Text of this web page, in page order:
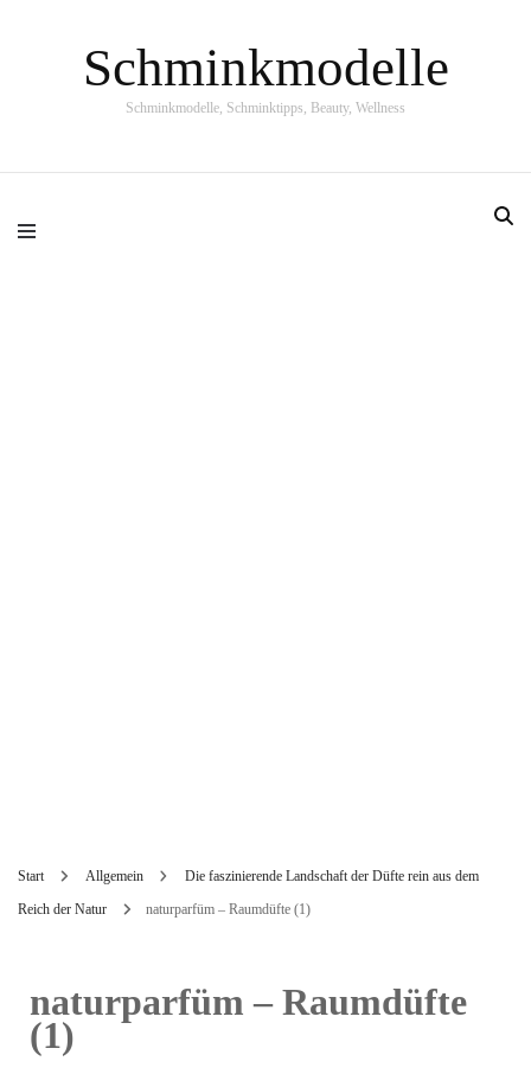
Schminkmodelle
Schminkmodelle, Schminktipps, Beauty, Wellness
Start Allgemein
Die faszinierende Landschaft der Düfte rein aus dem
Reich der Natur
naturparfüm – Raumdüfte (1)
naturparfüm – Raumdüfte
(1)